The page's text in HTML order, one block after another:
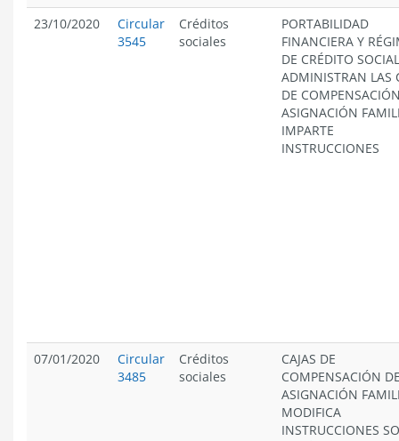
23/10/2020
Circular
3545
Créditos
sociales
PORTABILIDAD
FINANCIERA Y
DE CRÉDITO
ADMINISTRAN LAS
DE
ASIGNACIÓN
IMPARTE
INSTRUCCIONES
07/01/2020
Circular
3485
Créditos
sociales
CAJAS DE
COMPENSACIÓN
ASIGNACIÓN
MODIFICA
INSTRUCCIONES